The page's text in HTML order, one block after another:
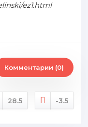
ez1.html
Комментарии (0)
28.5 -3.5